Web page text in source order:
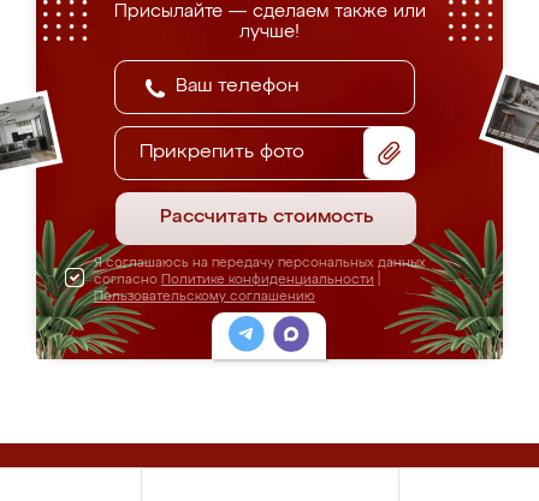
Присылайте — сделаем также или
лучше!
Прикрепить фото
Рассчитать стоимость
Я соглашаюсь на передачу персональных данных
согласно Политике конфиденциальности
Пользовательскому соглашению